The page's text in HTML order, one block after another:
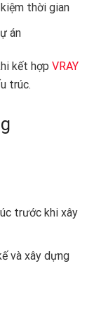
thời gian
án
kết hợp VRAY
trúc.
trước khi xây
và xây dựng